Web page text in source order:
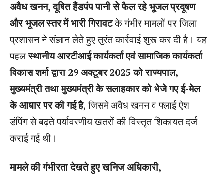
अवैध खनन, दूषित हैंडपंप पानी से फैल रहे भूजल प्रदूषण
और भूजल स्तर में भारी गिरावटके गंभीर मामलों पर जिला
प्रशासन ने संज्ञान लेते हुए तुरंत कार्रवाई शुरू कर दी है। यह
पहलस्थानीय आरटीआई कार्यकर्ता एवं सामाजिक कार्यकर्ता
विकास शर्मा द्वारा 29 अक्टूबर 2025 को राज्यपाल,
मुख्यमंत्री तथा मुख्यमंत्री के सलाहकार को भेजे गए ई-मेल
के आधार पर की गई है, जिसमें अवैध खनन व फ्लाई ऐश
डंपिंग से बढ़ते पर्यावरणीय खतरों की विस्तृत शिकायत दर्ज
कराई गई थी।
मामले की गंभीरता देखते हुए खनिज अधिकारी,